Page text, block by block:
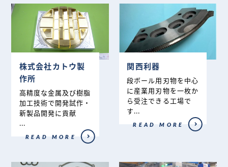
株式会社カトウ製
作所
高精度な金属及び樹脂
加工技術で開発試作・
新製品開発に貢献
...
READ MORE
関西利器
段ボール用刃物を中心
に産業用刃物を一枚か
ら受注できる工場で
す...
READ MORE